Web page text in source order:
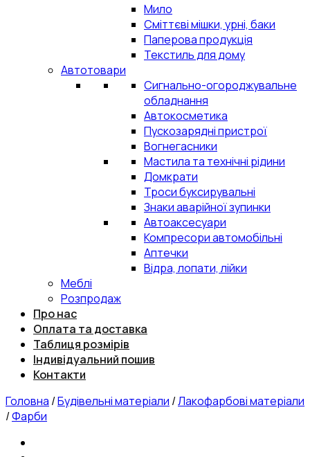
Мило
Сміттєві мішки, урні, баки
Паперова продукція
Текстиль для дому
Автотовари
Сигнально-огороджувальне
обладнання
Автокосметика
Пускозарядні пристрої
Вогнегасники
Мастила та технічні рідини
Домкрати
Троси буксирувальні
Знаки аварійної зупинки
Автоаксесуари
Компресори автомобільні
Аптечки
Відра, лопати, лійки
Меблі
Розпродаж
Про нас
Оплата та доставка
Таблиця розмірів
Індивідуальний пошив
Контакти
Головна /Будівельні матеріали /Лакофарбові матеріали
/Фарби